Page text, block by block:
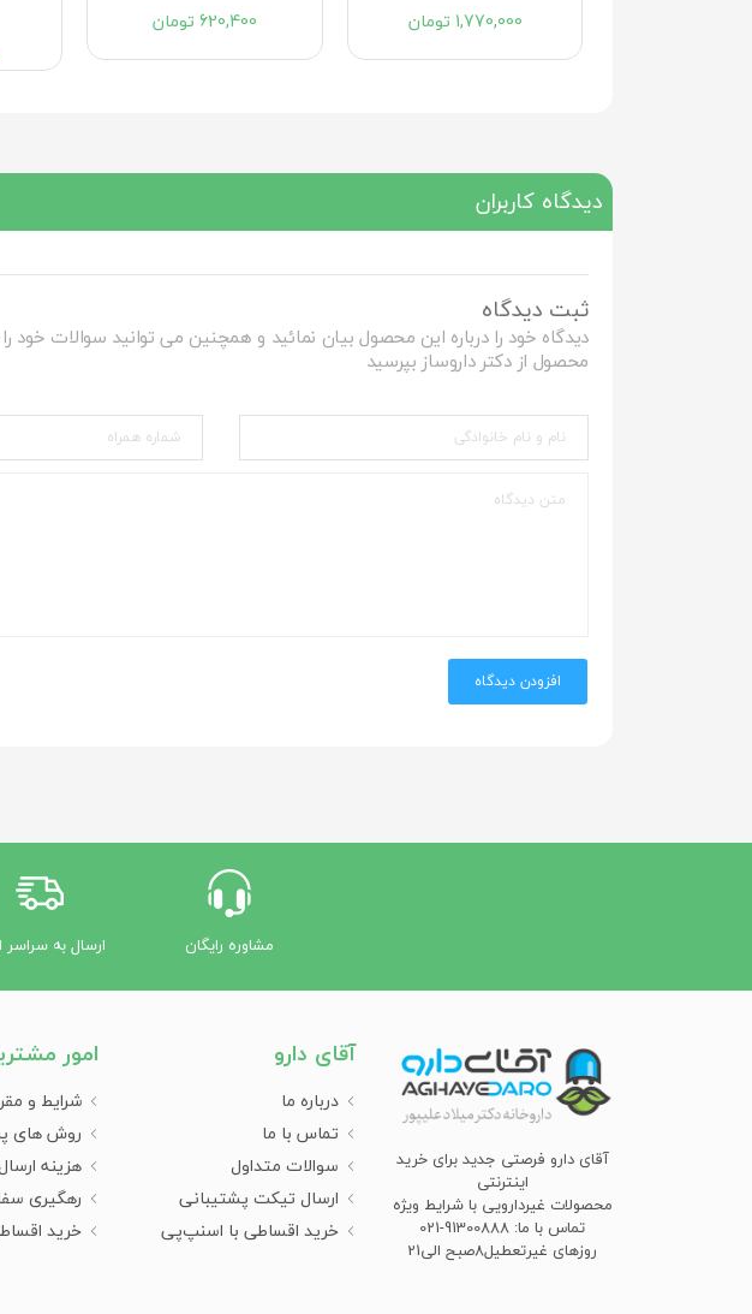
1,770,000 تومان 620,400تومان
دیدگاه کاربران
ثبت دیدگاه
دیدگاه خود را درباره این محصول بیان نمائید و همچنین می توانید سوالات خود
محصول از دکتر داروساز بپرسید
افزودن دیدگاه
مشاوره رایگان ارسال به سراسر
آقای دارو فرصتی جدید برای خرید
اینترنتی
محصولات غیردارویی با شرایط ویژه
تماس با ما: 91300888-021
روزهای غیرتعطیل8صبح الی21
آقای دارو
درباره ما
تماس با ما
سوالات متداول
ارسال تیکت پشتیبانی
خرید اقساطی با اسنپ‌پی
امور
شرایط و
روش های
هزینه
رهگیری
خرید